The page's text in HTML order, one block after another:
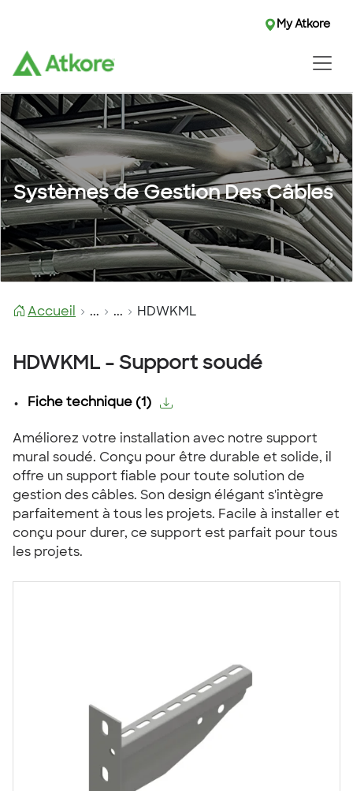
My Atkore
Systèmes de Gestion Des Câbles
Accueil ... ... HDWKML
HDWKML - Support soudé
Fiche technique (1 )
Améliorez votre installation avec notre support
mural soudé. Conçu pour être durable et solide, il
offre un support fiable pour toute solution de
gestion des câbles. Son design élégant s'intègre
parfaitement à tous les projets. Facile à installer et
conçu pour durer, ce support est parfait pour tous
les projets.